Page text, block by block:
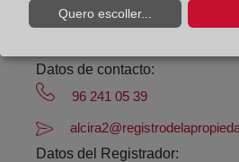
horas
Datos de contacto:
96 241 05 39
Datos del Registrador:
Quero escoller...